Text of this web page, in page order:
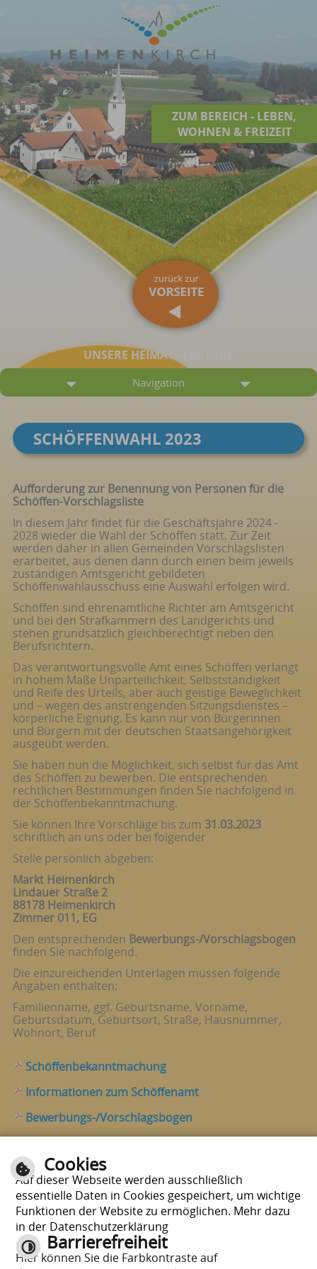
ZUM BEREICH - LEBEN,
WOHNEN & FREIZEIT
UNSERE HEIMATGEMEINDE
Navigation
SCHÖFFENWAHL 2023
Aufforderung zur Benennung von Personen für die
Schöffen-Vorschlagsliste
In diesem Jahr findet für die Geschäftsjahre 2024 -
2028 wieder die Wahl der Schöffen statt. Zur Zeit
werden daher in allen Gemeinden Vorschlagslisten
erarbeitet, aus denen dann durch einen beim jeweils
zuständigen Amtsgericht gebildeten
Schöffenwahlausschuss eine Auswahl erfolgen wird.
Schöffen sind ehrenamtliche Richter am Amtsgericht
und bei den Strafkammern des Landgerichts und
stehen grundsätzlich gleichberechtigt neben den
Berufsrichtern.
Das verantwortungsvolle Amt eines Schöffen verlangt
in hohem Maße Unparteilichkeit, Selbstständigkeit
und Reife des Urteils, aber auch geistige Beweglichkeit
und – wegen des anstrengenden Sitzungsdienstes –
körperliche Eignung. Es kann nur von Bürgerinnen
und Bürgern mit der deutschen Staatsangehörigkeit
ausgeübt werden.
Sie haben nun die Möglichkeit, sich selbst für das Amt
des Schöffen zu bewerben. Die entsprechenden
rechtlichen Bestimmungen finden Sie nachfolgend in
der Schöffenbekanntmachung.
Sie können Ihre Vorschläge bis zum 31.03.2023
schriftlich an uns oder bei folgender
Stelle persönlich abgeben:
Markt Heimenkirch
Lindauer Straße 2
88178 Heimenkirch
Zimmer 011, EG
Den entsprechenden Bewerbungs-/Vorschlagsbogen
finden Sie nachfolgend.
Die einzureichenden Unterlagen müssen folgende
Angaben enthalten:
Familienname, ggf. Geburtsname, Vorname,
Geburtsdatum, Geburtsort, Straße, Hausnummer,
Wohnort, Beruf
Schöffenbekanntmachung
Informationen zum Schöffenamt
Bewerbungs-/Vorschlagsbogen
Seite drucken
E-Mail schreiben| Sitemap|Impressum |Datenschutzerklärung
Cookies
Auf dieser Webseite werden ausschließlich
essentielle Daten in Cookies gespeichert, um wichtige
Funktionen der Website zu ermöglichen. Mehr dazu
in der Datenschutzerklärung
Barrierefreiheit
Hier können Sie die Farbkontraste auf